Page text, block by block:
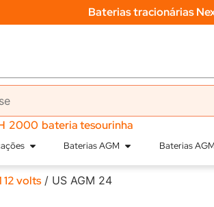
Baterias tracionárias
2000 bateria tesourinha
Baterias AGM Baterias
12 volts/ US AGM 24